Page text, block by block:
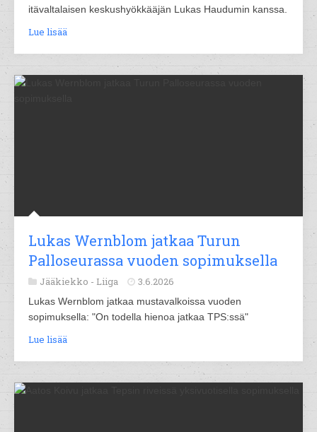
itävaltalaisen keskushyökkääjän Lukas Haudumin kanssa.
Lue lisää
Lukas Wernblom jatkaa Turun
Palloseurassa vuoden sopimuksella
Jääkiekko - Liiga 3.6.2026
Lukas Wernblom jatkaa mustavalkoissa vuoden
sopimuksella: "On todella hienoa jatkaa TPS:ssä"
Lue lisää